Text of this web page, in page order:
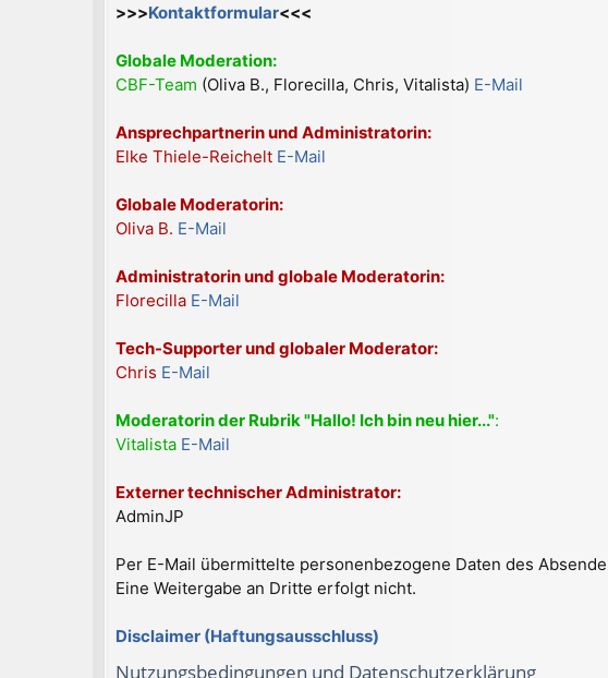
>>>Kontaktformular<<<
Globale Moderation:
CBF-Team (Oliva B., Florecilla, Chris, Vitalista) E-Mail
Ansprechpartnerin und Administratorin:
Elke Thiele-Reichelt E-Mail
Globale Moderatorin:
Oliva B. E-Mail
Administratorin und globale Moderatorin:
Florecilla E-Mail
Tech-Supporter und globaler Moderator:
Chris E-Mail
Moderatorin der Rubrik "Hallo! Ich bin neu hier...":
Vitalista E-Mail
Externer technischer Administrator:
AdminJP
Per E-Mail übermittelte personenbezogene Daten des
Eine Weitergabe an Dritte erfolgt nicht.
Disclaimer (Haftungsausschluss)
Nutzungsbedingungen und Datenschutzerklärung